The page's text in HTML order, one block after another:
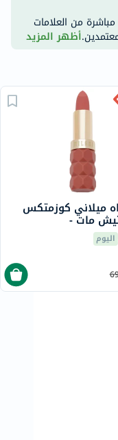
من العلامات
أظهر المزيد
ميلاني كوزمتكس
مات -
اليوم